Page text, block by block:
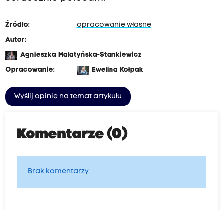
Źródło:
opracowanie własne
Autor:
Agnieszka Malatyńska-Stankiewicz
Opracowanie:
Ewelina Kołpak
Wyślij opinię na temat artykułu
Komentarze (0)
Brak komentarzy